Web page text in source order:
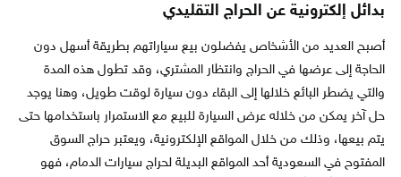
بدائل إلكترونية عن الحراج التقليدي
أصبح العديد من الأشخاص يفضلون بيع سياراتهم بطريقة أسهل دون
الحاجة إلى عرضها في الحراج وانتظار المشتري، وقد تطول هذه المدة
والتي يضطر البائع خلالها إلى البقاء دون سيارة لوقت طويل، وهنا يوجد
حل آخر يمكن من خلاله عرض السيارة للبيع مع الاستمرار باستخدامها حتى
يتم بيعها، وذلك من خلال المواقع الإلكترونية، ويعتبر حراج السوق
المفتوح في السعودية أحد المواقع البديلة لحراج سيارات الدمام، فهو